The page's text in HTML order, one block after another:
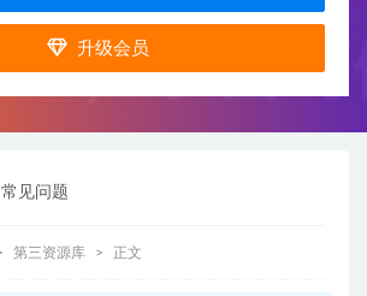
升级会员
常见问题
第三资源库 正文